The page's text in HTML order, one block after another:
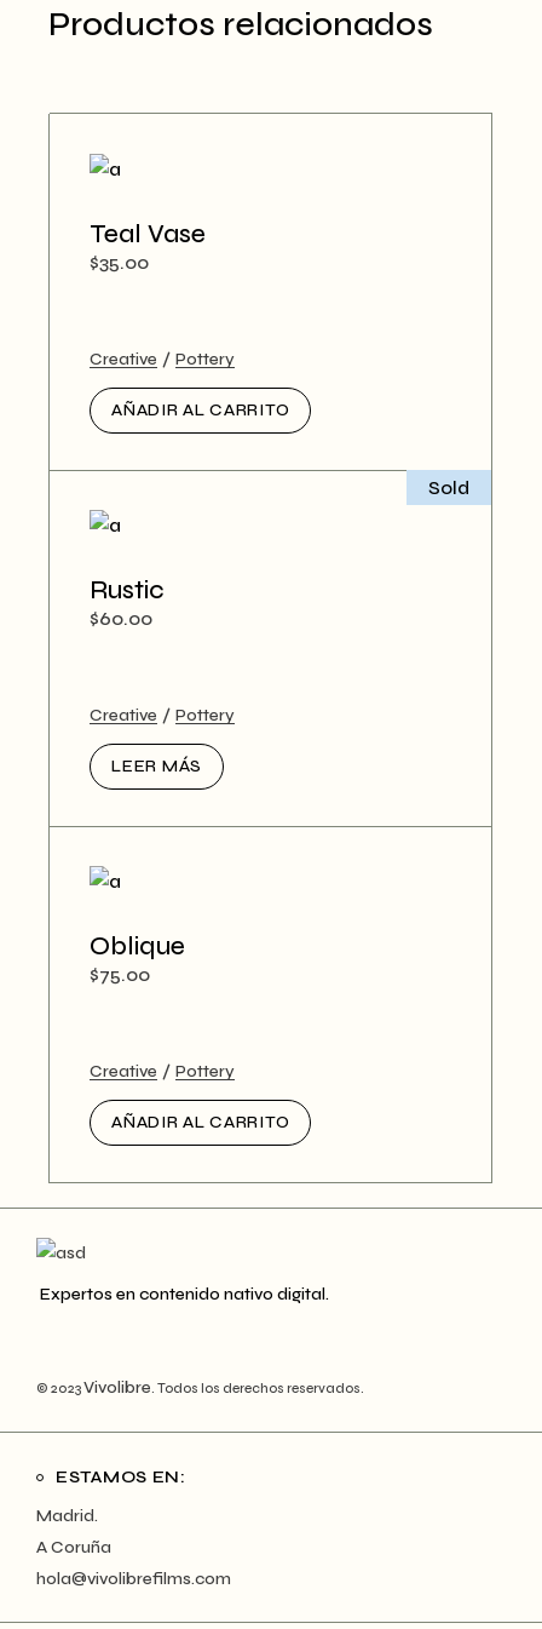
Productos relacionados
Teal Vase
$35.00
Creative Pottery
AÑADIR AL CARRITO
Sold
Rustic
$60.00
Creative Pottery
LEER MÁS
Oblique
$75.00
Creative Pottery
AÑADIR AL CARRITO
Expertos en contenido nativo digital.
© 2023Vivolibre . Todos los derechos reservados.
ESTAMOS EN:
Madrid.
A Coruña
hola@vivolibrefilms.com